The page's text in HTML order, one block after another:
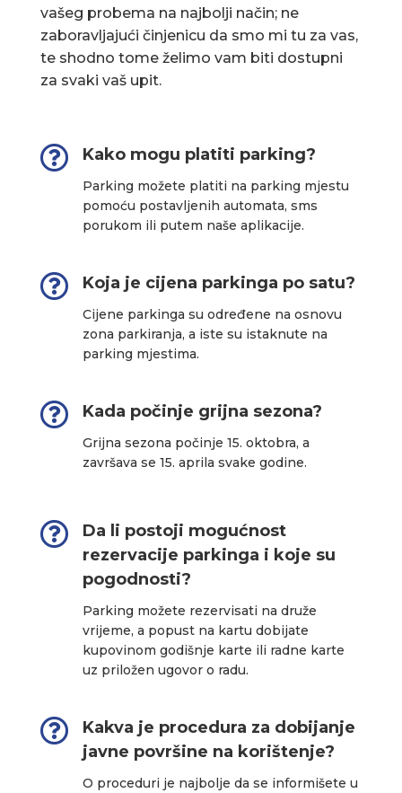
vašeg probema na najbolji način; ne
zaboravljajući činjenicu da smo mi tu za vas,
te shodno tome želimo vam biti dostupni
za svaki vaš upit.
 Kako mogu platiti parking?
Parking možete platiti na parking mjestu
pomoću postavljenih automata, sms
porukom ili putem naše aplikacije.
 Koja je cijena parkinga po satu?
Cijene parkinga su određene na osnovu
zona parkiranja, a iste su istaknute na
parking mjestima.
 Kada počinje grijna sezona?
Grijna sezona počinje 15. oktobra, a
završava se 15. aprila svake godine.

Da li postoji mogućnost
rezervacije parkinga i koje su
pogodnosti?
Parking možete rezervisati na druže
vrijeme, a popust na kartu dobijate
kupovinom godišnje karte ili radne karte
uz priložen ugovor o radu.

Kakva je procedura za dobijanje
javne površine na korištenje?
O proceduri je najbolje da se informišete u